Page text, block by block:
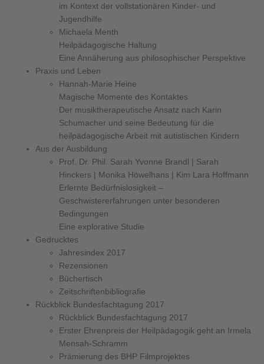
im Kontext der vollstationären Kinder- und
Jugendhilfe
Michaela Menth
Heilpädagogische Haltung
Eine Annäherung aus philosophischer Perspektive
Praxis und Leben
Hannah-Marie Heine
Magische Momente des Kontaktes
Der musiktherapeutische Ansatz nach Karin
Schumacher und seine Bedeutung für die
heilpädagogische Arbeit mit autistischen Kindern
Aus der Ausbildung
Prof. Dr. Phil. Sarah Yvonne Brandl | Sarah
Hinckers | Monika Höwelhans | Kim Lara Hoffmann
Erlernte Bedürfnislosigkeit –
Geschwistererfahrungen unter besonderen
Bedingungen
Eine explorative Studie
Gedrucktes
Jahresindex 2017
Rezensionen
Büchertisch
Zeitschriftenbibliografie
Rückblick Bundesfachtagung 2017
Rückblick Bundesfachtagung 2017
Erster Ehrenpreis der Heilpädagogik geht an Irmela
Mensah-Schramm
Prämierung des BHP Filmprojektes